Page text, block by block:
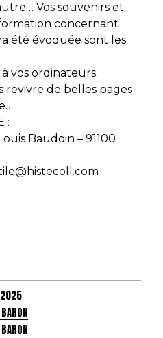
Vos souvenirs et
concernant
été évoquée sont les
vos ordinateurs.
revivre de belles pages
:
Baudoin – 91100
2025